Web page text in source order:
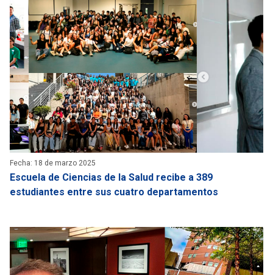
Fecha: 18 de marzo 2025
Escuela de Ciencias de la Salud recibe a 389
estudiantes entre sus cuatro departamentos